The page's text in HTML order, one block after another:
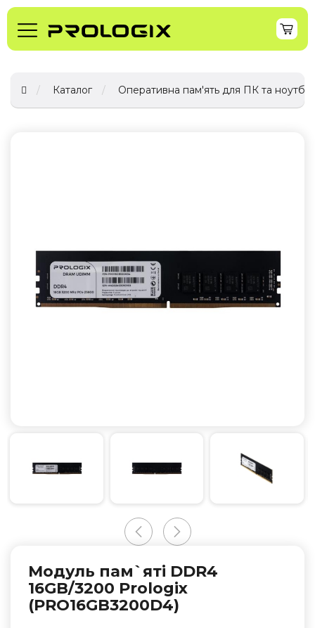
Каталог Оперативна пам'ять для ПК та
Модуль пам`ятi DDR4
16GB/3200 Prologix
(PRO16GB3200D4)